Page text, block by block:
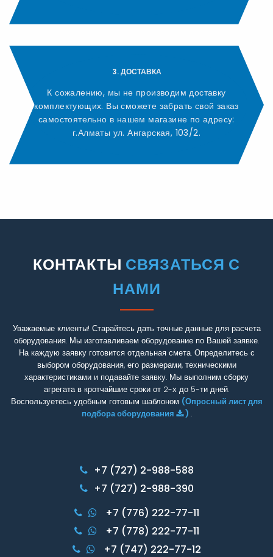
3. ДОСТАВКА
К сожалению, мы не производим доставку
комплектующих. Вы сможете забрать свой заказ
самостоятельно в нашем магазине по адресу:
г.Алматы ул. Ангарская, 103/2.
КОНТАКТЫ СВЯЗАТЬСЯ С
НАМИ
Уважаемые клиенты! Старайтесь дать точные данные для расчета
оборудования. Мы изготавливаем оборудование по Вашей заявке.
На каждую заявку готовится отдельная смета. Определитесь с
выбором оборудования, его размерами, техническими
характеристиками и подавайте заявку. Мы выполним сборку
агрегата в кротчайшие сроки от 2-х до 5-ти дней.
Воспользуетесь удобным готовым шаблоном (Опросный лист для
подбора оборудования
) .
+7 (727) 2-988-588
+7 (727) 2-988-390
+7 (776) 222-77-11
+7 (778) 222-77-11
+7 (747) 222-77-12